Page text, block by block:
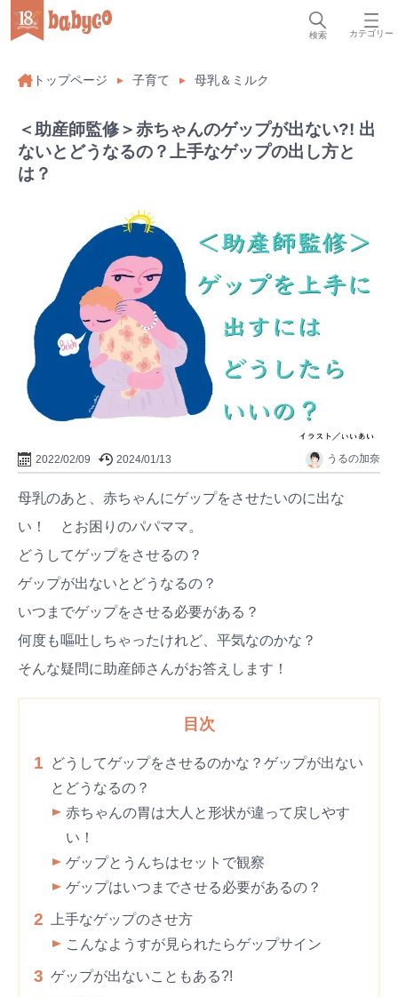
検索 カテゴリー
トップページ 子育て 母乳＆ミルク
＜助産師監修＞赤ちゃんのゲップが出ない?! 出
ないとどうなるの？上手なゲップの出し方と
は？
2022/02/09 2024/01/13 うるの加奈
母乳のあと、赤ちゃんにゲップをさせたいのに出な
い！ とお困りのパパママ。
どうしてゲップをさせるの？
ゲップが出ないとどうなるの？
いつまでゲップをさせる必要がある？
何度も嘔吐しちゃったけれど、平気なのかな？
そんな疑問に助産師さんがお答えします！
目次
1
どうしてゲップをさせるのかな？ゲップが出ない
とどうなるの？
赤ちゃんの胃は大人と形状が違って戻しやす
い！
ゲップとうんちはセットで観察
ゲップはいつまでさせる必要があるの？
2
上手なゲップのさせ方
こんなようすが見られたらゲップサイン
3 ゲップが出ないこともある?!